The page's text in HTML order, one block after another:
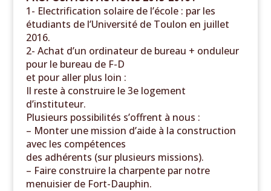
1- Electrification solaire de l’école : par les
étudiants de l’Université de Toulon en juillet
2016.
2- Achat d’un ordinateur de bureau + onduleur
pour le bureau de F-D
et pour aller plus loin :
Il reste à construire le 3elogement
d’instituteur.
Plusieurs possibilités s’offrent à nous :
– Monter une mission d’aide à la construction
avec les compétences
des adhérents (sur plusieurs missions).
– Faire construire la charpente par notre
menuisier de Fort-Dauphin.